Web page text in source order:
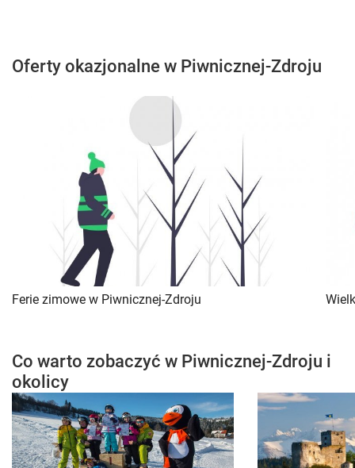
Oferty okazjonalne w Piwnicznej-Zdroju
Ferie zimowe w Piwnicznej-Zdroju
Co warto zobaczyć w Piwnicznej-Zdroju i
okolicy